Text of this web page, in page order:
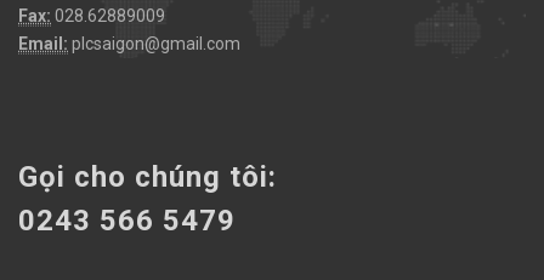
Fax: 028.62889009
Email: plcsaigon@gmail.com
Gọi cho chúng tôi:
0243 566 5479